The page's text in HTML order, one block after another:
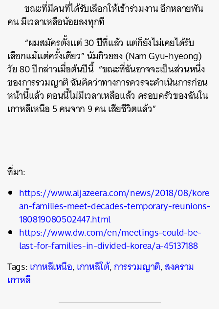
ขณะที่มีคนที่ได้รับเลือกให้เข้าร่วมงาน อีกหลายพัน
คน มีเวลาเหลือน้อยลงทุกที
“ผมสมัครตั้งแต่ 30 ปีที่แล้ว แต่ก็ยังไม่เคยได้รับ
เลือกแม้แต่ครั้งเดียว” นัมกิวยอง (Nam Gyu-hyeong)
วัย 80 ปีกล่าวเมื่อต้นปีนี้ “ขณะที่ฉันอาจจะเป็นส่วนหนึ่ง
ของการรวมญาติ ฉันคิดว่าทางการควรจะดำเนินการก่อน
หน้านี้แล้ว ตอนนี้ไม่มีเวลาเหลือแล้ว ครอบครัวของฉันใน
เกาหลีเหนือ 5 คนจาก 9 คน เสียชีวิตแล้ว”
ที่มา:
https://www.aljazeera.com/news/2018/08/kore
an-families-meet-decades-temporary-reunions-
180819080502447.html
https://www.dw.com/en/meetings-could-be-
last-for-families-in-divided-korea/a-45137188
Tags:เกาหลีเหนือ,เกาหลีใต้,การรวมญาติ,สงคราม
เกาหลี